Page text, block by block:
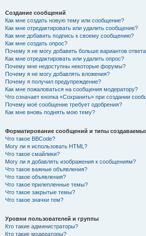
Создание сообщений
Как мне создать новую тему или сообщение?
Как мне отредактировать или удалить сообщение?
Как мне добавить подпись к своему сообщению?
Как мне создать опрос?
Почему я не могу добавить больше вариантов
Как мне отредактировать или удалить опрос?
Почему мне недоступны некоторые форумы?
Почему я не могу добавлять вложения?
Почему я получил предупреждение?
Как мне пожаловаться на сообщения модератору?
Что означает кнопка «Сохранить» при создании
Почему моё сообщение требует одобрения?
Как мне вновь поднять мою тему?
Форматирование сообщений и типы
Что такое BBCode?
Могу ли я использовать HTML?
Что такое смайлики?
Могу ли я добавлять изображения к сообщениям?
Что такое важные объявления?
Что такое объявления?
Что такое прилепленные темы?
Что такое закрытые темы?
Что такое значки тем?
Уровни пользователей и группы
Кто такие администраторы?
Кто такие модераторы?